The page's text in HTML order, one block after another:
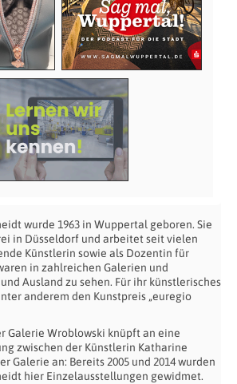
wurde 1963 in Wuppertal geboren. Sie
in Düsseldorf und arbeitet seit vielen
Künstlerin sowie als Dozentin für
in zahlreichen Galerien und
Ausland zu sehen. Für ihr künstlerisches
anderem den Kunstpreis „euregio
Galerie Wroblowski knüpft an eine
zwischen der Künstlerin Katharine
Galerie an: Bereits 2005 und 2014 wurden
hier Einzelausstellungen gewidmet.